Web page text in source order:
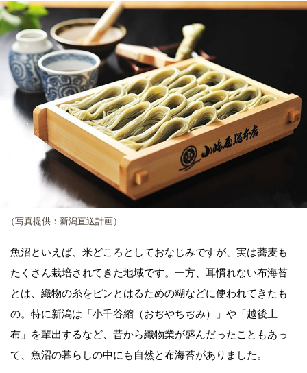
（写真提供：新潟直送計画）
魚沼といえば、米どころとしておなじみですが、実は蕎麦も
たくさん栽培されてきた地域です。一方、耳慣れない布海苔
とは、織物の糸をピンとはるための糊などに使われてきたも
の。特に新潟は「小千谷縮（おぢやちぢみ）」や「越後上
布」を輩出するなど、昔から織物業が盛んだったこともあっ
て、魚沼の暮らしの中にも自然と布海苔がありました。